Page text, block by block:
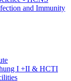
and Immunity
I +II & HCTI